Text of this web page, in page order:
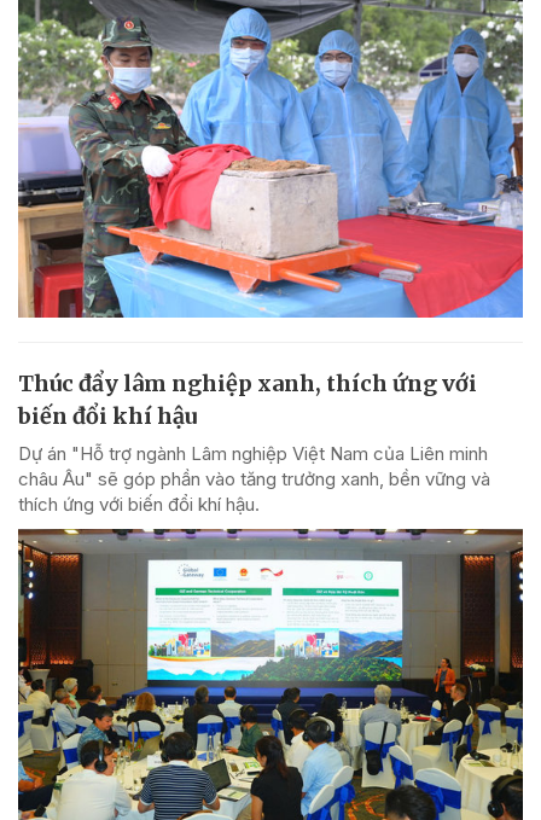
Thúc đẩy lâm nghiệp xanh, thích ứng với
biến đổi khí hậu
Dự án "Hỗ trợ ngành Lâm nghiệp Việt Nam của Liên minh
châu Âu" sẽ góp phần vào tăng trưởng xanh, bền vững và
thích ứng với biến đổi khí hậu.